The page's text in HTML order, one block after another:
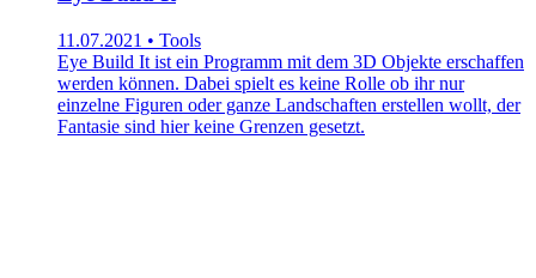
11.07.2021 • Tools
Eye Build It ist ein Programm mit dem 3D Objekte erschaffen
werden können. Dabei spielt es keine Rolle ob ihr nur
einzelne Figuren oder ganze Landschaften erstellen wollt, der
Fantasie sind hier keine Grenzen gesetzt.